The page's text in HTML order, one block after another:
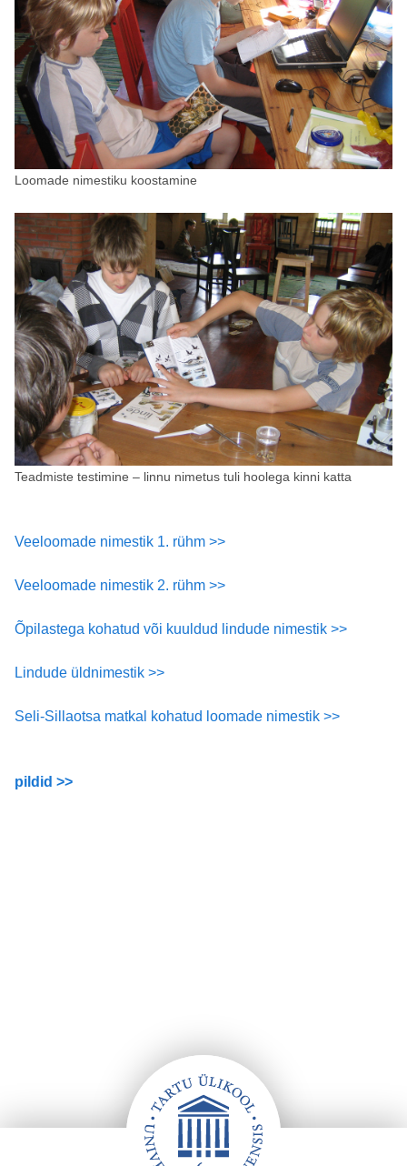
Loomade nimestiku koostamine
Teadmiste testimine – linnu nimetus tuli hoolega kinni katta
Veeloomade nimestik 1. rühm >>
Veeloomade nimestik 2. rühm >>
Õpilastega kohatud või kuuldud lindude nimestik >>
Lindude üldnimestik >>
Seli-Sillaotsa matkal kohatud loomade nimestik >>
pildid >>